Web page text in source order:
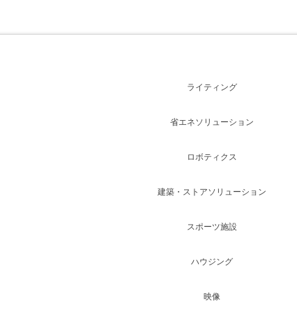
ライティング
省エネソリューション
ロボティクス
建築・ストアソリューション
スポーツ施設
ハウジング
映像